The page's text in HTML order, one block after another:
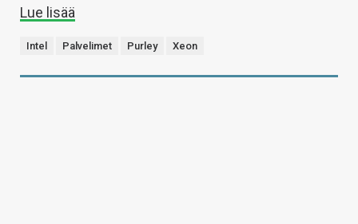
Lue lisää
Intel Palvelimet Purley Xeon